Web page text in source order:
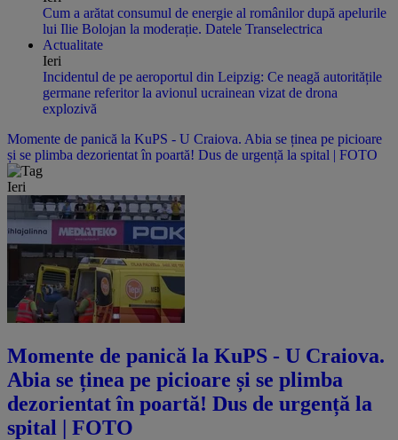
Cum a arătat consumul de energie al românilor după apelurile
lui Ilie Bolojan la moderație. Datele Transelectrica
Actualitate
Ieri
Incidentul de pe aeroportul din Leipzig: Ce neagă autoritățile
germane referitor la avionul ucrainean vizat de drona
explozivă
Momente de panică la KuPS - U Craiova. Abia se ținea pe picioare
și se plimba dezorientat în poartă! Dus de urgență la spital | FOTO
Ieri
Momente de panică la KuPS - U Craiova.
Abia se ținea pe picioare și se plimba
dezorientat în poartă! Dus de urgență la
spital | FOTO